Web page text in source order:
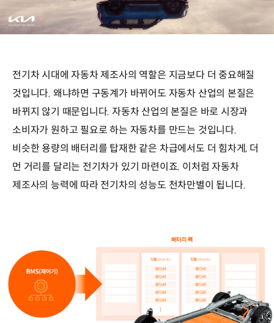
전기차 시대에 자동차 제조사의 역할은 지금보다 더 중요해질
것입니다. 왜냐하면 구동계가 바뀌어도 자동차 산업의 본질은
바뀌지 않기 때문입니다. 자동차 산업의 본질은 바로 시장과
소비자가 원하고 필요로 하는 자동차를 만드는 것입니다.
비슷한 용량의 배터리를 탑재한 같은 차급에서도 더 힘차게, 더
먼 거리를 달리는 전기차가 있기 마련이죠. 이처럼 자동차
제조사의 능력에 따라 전기차의 성능도 천차만별이 됩니다.